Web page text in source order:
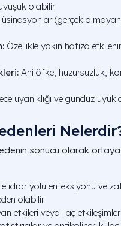
olabilir.
(gerçek
Özellikle yakın hafıza
Ani öfke, huzursuzluk,
uyanıklığı ve gündüz
sonucu olarak ortaya
idrar yolu enfeksiyonu ve
olabilir.
etkileri veya ilaç